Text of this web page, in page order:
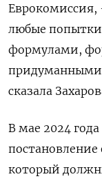
Еврокомиссия,
любые попытки
формулами,
придуманными
сказала
В мае 2024
который